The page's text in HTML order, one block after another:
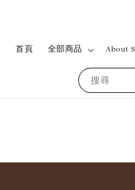
搜尋
首頁 全部商品 About